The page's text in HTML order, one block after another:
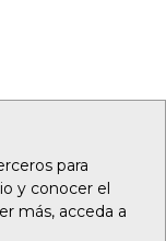
para
y conocer el
más, acceda a